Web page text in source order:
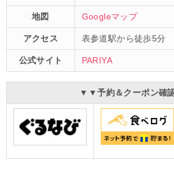
地図 Googleマップ
アクセス 表参道駅から徒歩5分
公式サイト PARIYA
▼▼予約＆クーポン確